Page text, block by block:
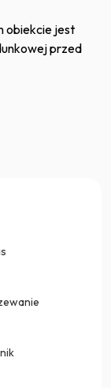
obiekcie jest
przed